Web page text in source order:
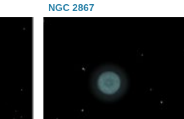
NGC 2867